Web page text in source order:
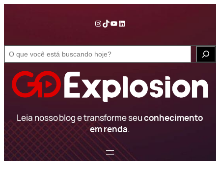
conteúdo
InstagramTikTok YouTube LinkedIn
e
Leia nosso blog e transforme seuconhecimento
em renda.